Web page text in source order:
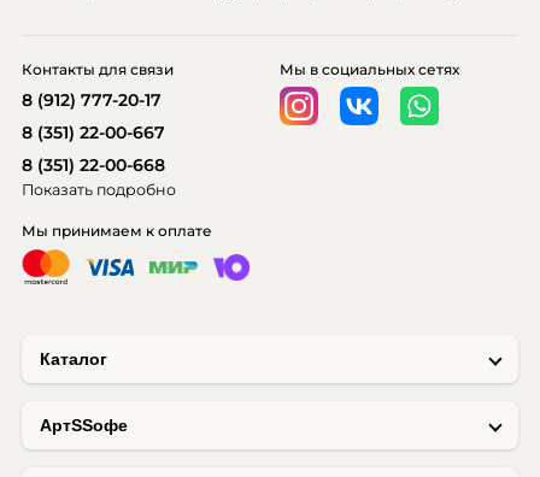
Каталог
AртSSофе
Мы принимаем к оплате
Мы в социальных сетях
Контакты для связи
8 (912) 777-20-17
8 (351) 22-00-667
8 (351) 22-00-668
Показать подробно